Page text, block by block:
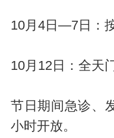
10月4日—7日：
10月12日：全天
节日期间急诊、
小时开放。